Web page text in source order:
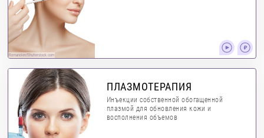
RomarioIen/Shutterstock.com
ПЛАЗМОТЕРАПИЯ
Инъекции собственной обогащенной
плазмой для обновления кожи и
восполнения объемов